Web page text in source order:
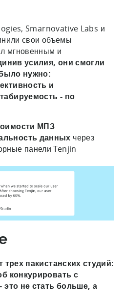
Smarnovative Labs и
свои объемы
мгновенным и
усилия, они смогли
нужно:
и
- по
МПЗ
данных через
панели Tenjin
пакистанских студий:
конкурировать с
не стать больше, а